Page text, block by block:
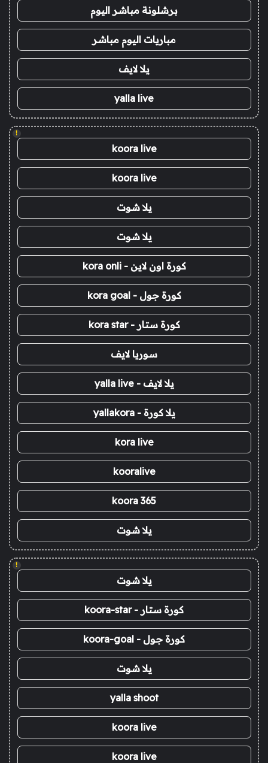
برشلونة مباشر اليوم
مباريات اليوم مباشر
يلا لايف
yalla live
!
koora live
koora live
يلا شوت
يلا شوت
كورة اون لاين - kora onli
كورة جول - kora goal
كورة ستار - kora star
سوريا لايف
يلا لايف - yalla live
يلا كورة - yallakora
kora live
kooralive
koora 365
يلا شوت
!
يلا شوت
كورة ستار - koora-star
كورة جول - koora-goal
يلا شوت
yalla shoot
koora live
koora live